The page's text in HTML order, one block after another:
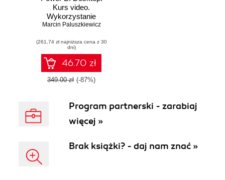
Kurs video.
Wykorzystanie
narzędzia w
wizualizacji danych
Marcin Paluszkiewicz
(261,74 zł najniższa cena z 30
dni)
46.70 zł
349.00 zł (-87%)
Program partnerski - zarabiaj
więcej »
Brak książki? - daj nam znać »